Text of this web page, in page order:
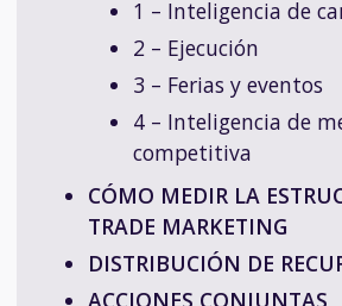
1 – Inteligencia de
2 – Ejecución
3 – Ferias y eventos
4 – Inteligencia de
competitiva
CÓMO MEDIR LA
TRADE MARKETING
DISTRIBUCIÓN DE
ACCIONES CONJUNTAS